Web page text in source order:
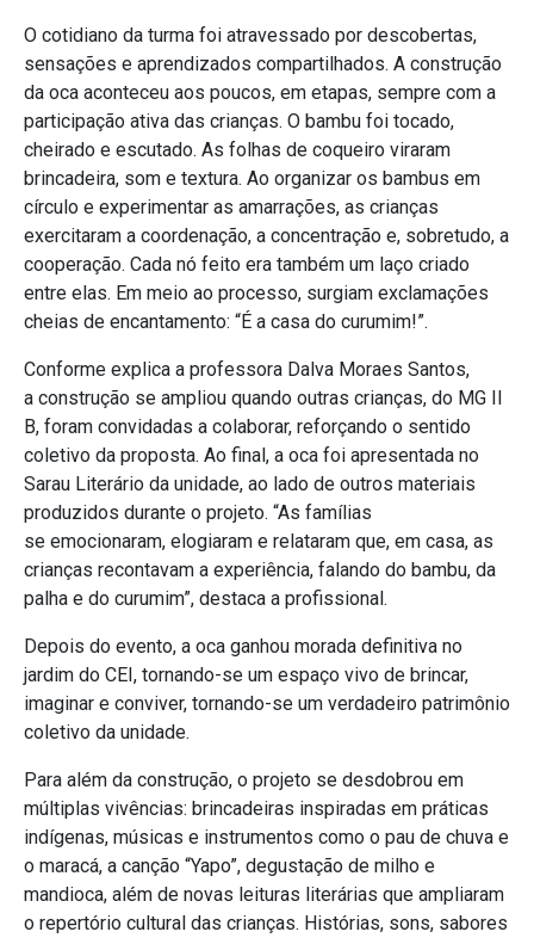
O cotidiano da turma foi atravessado por descobertas,
sensações e aprendizados compartilhados. A construção
da oca aconteceu aos poucos, em etapas, sempre com a
participação ativa das crianças. O bambu foi tocado,
cheirado e escutado. As folhas de coqueiro viraram
brincadeira, som e textura. Ao organizar os bambus em
círculo e experimentar as amarrações, as crianças
exercitaram a coordenação, a concentração e, sobretudo, a
cooperação. Cada nó feito era também um laço criado
entre elas. Em meio ao processo, surgiam exclamações
cheias de encantamento: “É a casa do curumim!”.
Conforme explica a professora Dalva Moraes Santos,
a construção se ampliou quando outras crianças, do MG II
B, foram convidadas a colaborar, reforçando o sentido
coletivo da proposta. Ao final, a oca foi apresentada no
Sarau Literário da unidade, ao lado de outros materiais
produzidos durante o projeto. “As famílias
se emocionaram, elogiaram e relataram que, em casa, as
crianças recontavam a experiência, falando do bambu, da
palha e do curumim”, destaca a profissional.
Depois do evento, a oca ganhou morada definitiva no
jardim do CEI, tornando-se um espaço vivo de brincar,
imaginar e conviver, tornando-se um verdadeiro patrimônio
coletivo da unidade.
Para além da construção, o projeto se desdobrou em
múltiplas vivências: brincadeiras inspiradas em práticas
indígenas, músicas e instrumentos como o pau de chuva e
o maracá, a canção “Yapo”, degustação de milho e
mandioca, além de novas leituras literárias que ampliaram
o repertório cultural das crianças. Histórias, sons, sabores